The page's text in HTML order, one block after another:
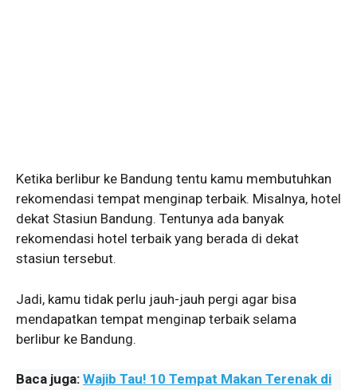
Ketika berlibur ke Bandung tentu kamu membutuhkan
rekomendasi tempat menginap terbaik. Misalnya, hotel
dekat Stasiun Bandung. Tentunya ada banyak
rekomendasi hotel terbaik yang berada di dekat
stasiun tersebut.
Jadi, kamu tidak perlu jauh-jauh pergi agar bisa
mendapatkan tempat menginap terbaik selama
berlibur ke Bandung.
Baca juga: Wajib Tau! 10 Tempat Makan Terenak di